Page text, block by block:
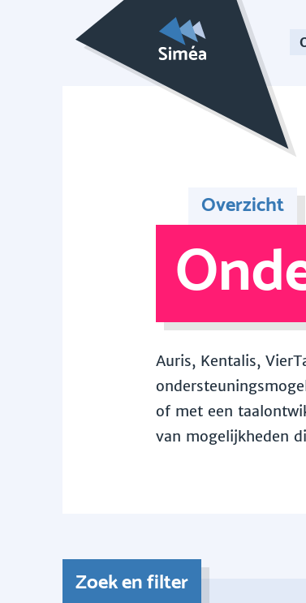
Overzicht
Auris, Kentalis,
of met een
van mogelijkheden
Zoek en filter